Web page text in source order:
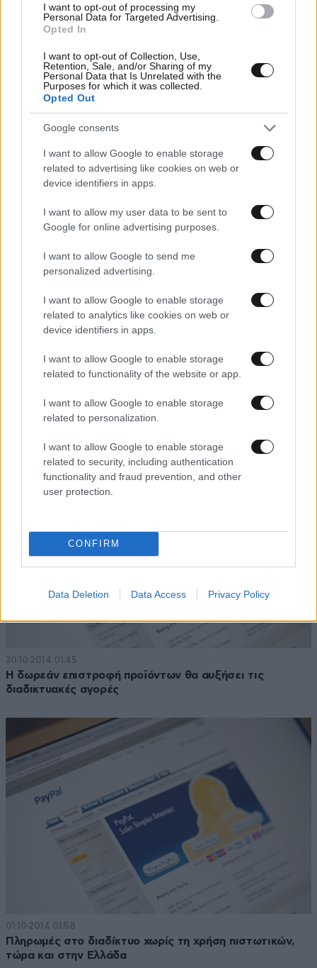
I want to opt-out of processing my
Personal Data for Targeted Advertising.
Opted In
I want to opt-out of Collection, Use,
Retention, Sale, and/or Sharing of my
Personal Data that Is Unrelated with the
Purposes for which it was collected.
Opted Out
Google consents
I want to allow Google to enable storage
related to advertising like cookies on web or
device identifiers in apps.
I want to allow my user data to be sent to
Google for online advertising purposes.
I want to allow Google to send me
personalized advertising.
I want to allow Google to enable storage
related to analytics like cookies on web or
device identifiers in apps.
I want to allow Google to enable storage
related to functionality of the website or app.
I want to allow Google to enable storage
related to personalization.
I want to allow Google to enable storage
related to security, including authentication
functionality and fraud prevention, and other
user protection.
CONFIRM
Data Deletion Data Access Privacy Policy
Η PayPal «παγώνει» το ψηφιακό πορτοφόλι ελλήνων
χρηστών
24·04·2015 18:01
Κωδικοί πρόσβασης «εμφυτευμένοι» στο στομάχι
30·10·2014 01:45
Η δωρεάν επιστροφή προϊόντων θα αυξήσει τις
διαδικτυακές αγορές
01·10·2014 01:58
Πληρωμές στο διαδίκτυο χωρίς τη χρήση πιστωτικών,
τώρα και στην Ελλάδα